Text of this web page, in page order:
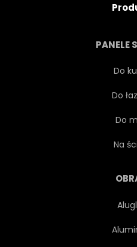
PANELE
Do
Do
Do
Na